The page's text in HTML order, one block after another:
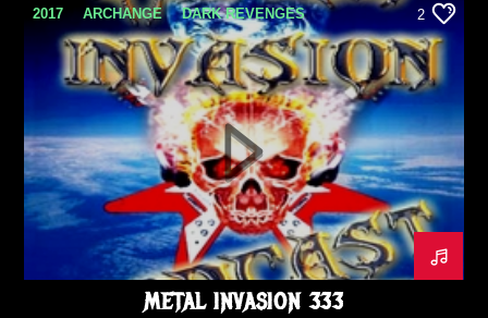
2017 ARCHANGE DARK REVENGES
DEF LEPPARD DESTRUCTION
JEFF SCOTT SOTO LETHVM METAL
METAL INVASION PODCAST
METALINVASION NOVEMBRE
OLD N GLAM PODCAST SORCERER
SOYUZ BEART SPARZANZA
VOICE
2
METAL INVASION 333